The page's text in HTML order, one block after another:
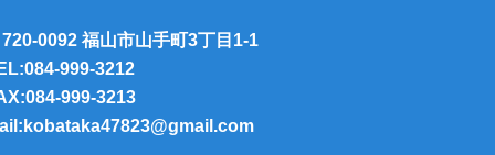
720-0092 福山市山手町3丁目1-1
999-3212
999-3213